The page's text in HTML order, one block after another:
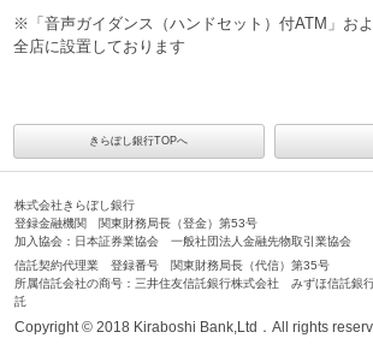
※「音声ガイダンス（ハンドセット）付ATM」お
全店に設置しております
きらぼし銀行TOPへ
株式会社きらぼし銀行
登録金融機関 関東財務局長（登金）第53号
加入協会：日本証券業協会 一般社団法人金融先物取引業協会
信託契約代理業 登録番号 関東財務局長（代信）第35号
所属信託会社の商号：三井住友信託銀行株式会社 みずほ信託銀
託
Copyright © 2018 Kiraboshi Bank,Ltd．All rights